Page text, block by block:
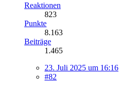
Reaktionen
823
Punkte
8.163
Beiträge
1.465
23. Juli 2025 um 16:16
#82